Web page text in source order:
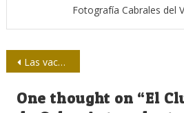
Fotografía Cabrales del
Navegación
de
Las vacunas cubanas tienen capacidad para generar anticuerpos ante ómicron
One thought on “El